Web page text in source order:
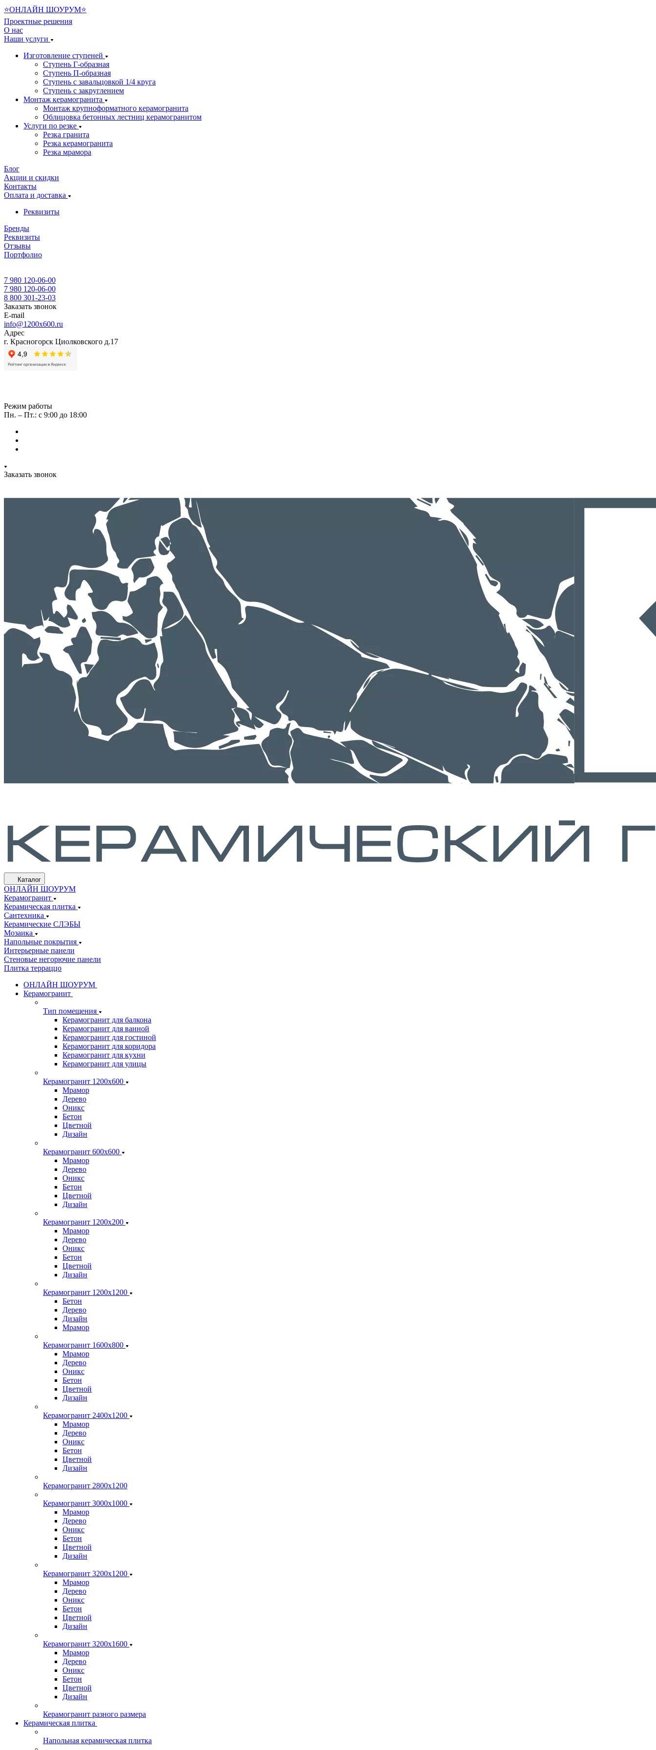
⭐ОНЛАЙН ШОУРУМ⭐
Проектные решения
О нас
Наши услуги
Изготовление ступеней
Ступень Г-образная
Ступень П-образная
Ступень с завальцовкой 1/4 круга
Ступень с закруглением
Монтаж керамогранита
Монтаж крупноформатного керамогранита
Облицовка бетонных лестниц керамогранитом
Услуги по резке
Резка гранита
Резка керамогранита
Резка мрамора
Блог
Акции и скидки
Контакты
Оплата и доставка
Реквизиты
Бренды
Реквизиты
Отзывы
Портфолио
7 980 120-06-00
7 980 120-06-00
8 800 301-23-03
Заказать звонок
E-mail
info@1200x600.ru
Адрес
г. Красногорск Циолковского д.17
Режим работы
Пн. – Пт.: с 9:00 до 18:00
Заказать звонок
Каталог
ОНЛАЙН ШОУРУМ
Керамогранит
Керамическая плитка
Сантехника
Керамические СЛЭБЫ
Мозаика
Напольные покрытия
Интерьерные панели
Стеновые негорючие панели
Плитка терраццо
ОНЛАЙН ШОУРУМ
Керамогранит
Тип помещения
Керамогранит для балкона
Керамогранит для ванной
Керамогранит для гостиной
Керамогранит для коридора
Керамогранит для кухни
Керамогранит для улицы
Керамогранит 1200х600
Мрамор
Дерево
Оникс
Бетон
Цветной
Дизайн
Керамогранит 600х600
Мрамор
Дерево
Оникс
Бетон
Цветной
Дизайн
Керамогранит 1200x200
Мрамор
Дерево
Оникс
Бетон
Цветной
Дизайн
Керамогранит 1200x1200
Бетон
Дерево
Дизайн
Мрамор
Керамогранит 1600х800
Мрамор
Дерево
Оникс
Бетон
Цветной
Дизайн
Керамогранит 2400х1200
Мрамор
Дерево
Оникс
Бетон
Цветной
Дизайн
Керамогранит 2800x1200
Керамогранит 3000х1000
Мрамор
Дерево
Оникс
Бетон
Цветной
Дизайн
Керамогранит 3200х1200
Мрамор
Дерево
Оникс
Бетон
Цветной
Дизайн
Керамогранит 3200х1600
Мрамор
Дерево
Оникс
Бетон
Цветной
Дизайн
Керамогранит разного размера
Керамическая плитка
Напольная керамическая плитка